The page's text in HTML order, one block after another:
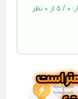
0 / 5 از 0 نظر